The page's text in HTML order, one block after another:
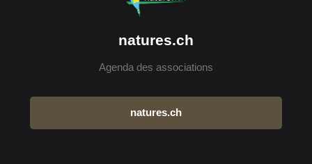
natures.ch
Agenda des associations
natures.ch